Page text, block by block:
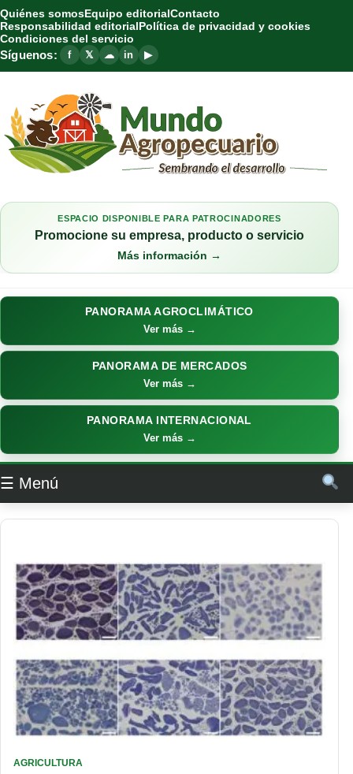
Quiénes somosEquipo editorialContacto
Responsabilidad editorialPolítica de privacidad y cookies
Condiciones del servicio
Síguenos: f 𝕏 ☁ in ▶
ESPACIO DISPONIBLE PARA PATROCINADORES
Promocione su empresa, producto o servicio
Más información →
PANORAMA AGROCLIMÁTICO
Ver más →
PANORAMA DE MERCADOS
Ver más →
PANORAMA INTERNACIONAL
Ver más →
☰ Menú
AGRICULTURA